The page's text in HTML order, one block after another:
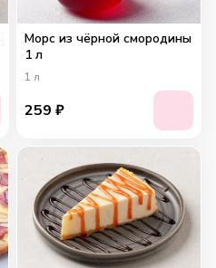
Морс из чёрной смородины
1 л
1 л
259 ₽